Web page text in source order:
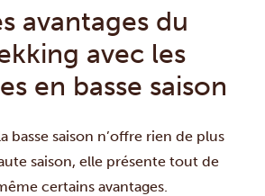
avantages du
avec les
en basse saison
basse saison n’offre rien de plus
saison, elle présente tout de
certains avantages.